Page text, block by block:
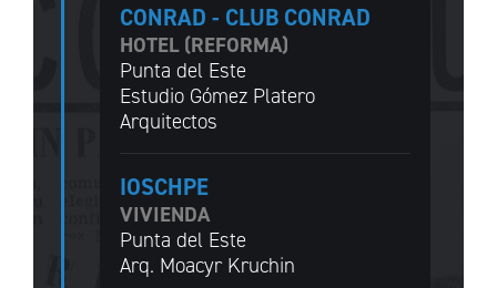
CONRAD - CLUB CONRAD
HOTEL (REFORMA)
Punta del Este
Estudio Gómez Platero
Arquitectos
IOSCHPE
VIVIENDA
Punta del Este
Arq. Moacyr Kruchin